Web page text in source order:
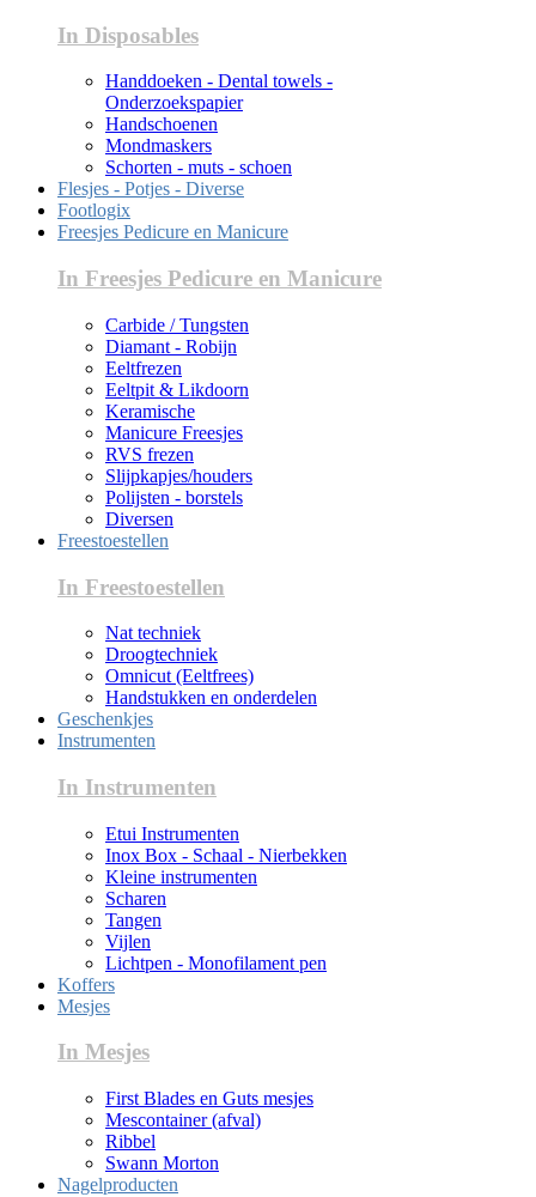
In Disposables
Handdoeken - Dental towels -
Onderzoekspapier
Handschoenen
Mondmaskers
Schorten - muts - schoen
Flesjes - Potjes - Diverse
Footlogix
Freesjes Pedicure en Manicure
In Freesjes Pedicure en Manicure
Carbide / Tungsten
Diamant - Robijn
Eeltfrezen
Eeltpit & Likdoorn
Keramische
Manicure Freesjes
RVS frezen
Slijpkapjes/houders
Polijsten - borstels
Diversen
Freestoestellen
In Freestoestellen
Nat techniek
Droogtechniek
Omnicut (Eeltfrees)
Handstukken en onderdelen
Geschenkjes
Instrumenten
In Instrumenten
Etui Instrumenten
Inox Box - Schaal - Nierbekken
Kleine instrumenten
Scharen
Tangen
Vijlen
Lichtpen - Monofilament pen
Koffers
Mesjes
In Mesjes
First Blades en Guts mesjes
Mescontainer (afval)
Ribbel
Swann Morton
Nagelproducten